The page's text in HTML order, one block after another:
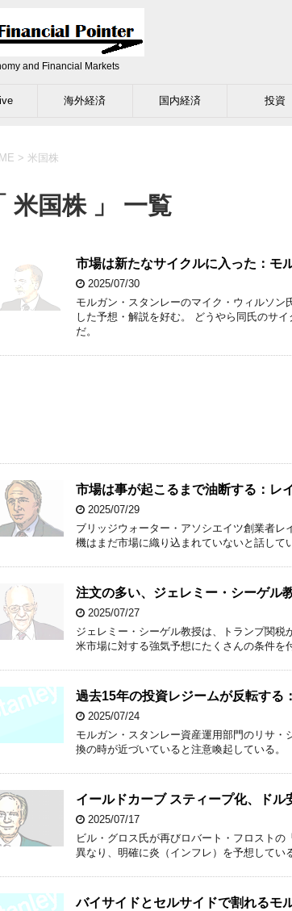
and Financial Markets
海外経済 国内経済 投資
> 米国株
米国株 」 一覧
市場は新たなサイクルに入った：モ
2025/07/30
モルガン・スタンレーのマイク・ウィルソン
した予想・解説を好む。 どうやら同氏のサ
だ。
市場は事が起こるまで油断する：レ
2025/07/29
ブリッジウォーター・アソシエイツ創業者
機はまだ市場に織り込まれていないと話して
注文の多い、ジェレミー・シーゲル
2025/07/27
ジェレミー・シーゲル教授は、トランプ関税
米市場に対する強気予想にたくさんの条件を
過去15年の投資レジームが反転する
2025/07/24
モルガン・スタンレー資産運用部門のリサ
換の時が近づいていると注意喚起している。
イールドカーブ スティープ化、ド
2025/07/17
ビル・グロス氏が再びロバート・フロスト
異なり、明確に炎（インフレ）を予想してい
バイサイドとセルサイドで割れるモ